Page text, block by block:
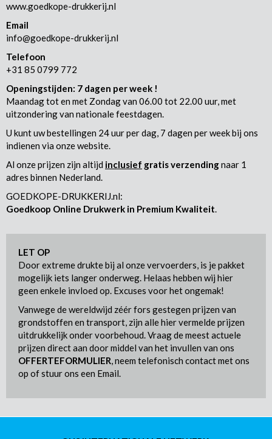
www.goedkope-drukkerij.nl
Email
info@goedkope-drukkerij.nl
Telefoon
+31 85 0799 772
Openingstijden: 7 dagen per week !
Maandag tot en met Zondag van 06.00 tot 22.00 uur, met
uitzondering van nationale feestdagen.
U kunt uw bestellingen 24 uur per dag, 7 dagen per week bij ons
indienen via onze website.
Al onze prijzen zijn altijd inclusief gratis verzendingnaar 1
adres binnen Nederland.
GOEDKOPE-DRUKKERIJ.nl:
Goedkoop Online Drukwerk in Premium Kwaliteit.
LET OP
Door extreme drukte bij al onze vervoerders, is je pakket
mogelijk iets langer onderweg. Helaas hebben wij hier
geen enkele invloed op. Excuses voor het ongemak!
Vanwege de wereldwijd zéér fors gestegen prijzen van
grondstoffen en transport, zijn alle hier vermelde prijzen
uitdrukkelijk onder voorbehoud. Vraag de meest actuele
prijzen direct aan door middel van het invullen van ons
OFFERTEFORMULIER, neem telefonisch contact met ons
op of stuur ons een Email.